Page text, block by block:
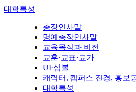
대학특성
총장인사말
명예총장인사말
교육목적과 비전
교훈·교표·교가
UI·심볼
캐릭터, 캠퍼스 전경, 홍보
대학특성